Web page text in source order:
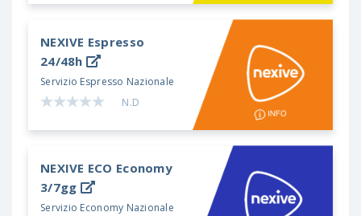
NEXIVE Espresso
24/48h
Servizio Espresso Nazionale
N.D
NEXIVE ECO Economy
3/7gg
Servizio Economy Nazionale